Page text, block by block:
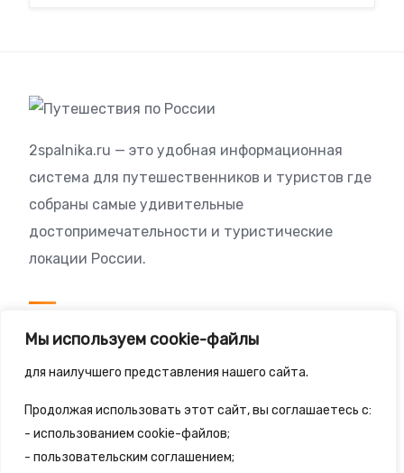
Мы используем cookie-файлы
для наилучшего представления нашего сайта.
Продолжая использовать этот сайт, вы соглашаетесь с:
- использованием cookie-файлов;
- пользовательским соглашением;
2spalnika.ru — это удобная информационная
система для путешественников и туристов где
собраны самые удивительные
достопримечательности и туристические
локации России.